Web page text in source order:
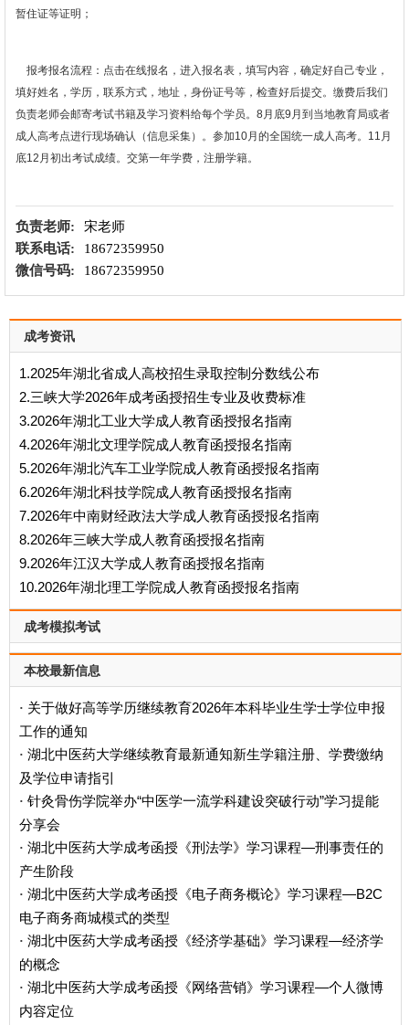
暂住证等证明；
报考报名流程：点击在线报名，进入报名表，填写内容，确定好自己专业，
填好姓名，学历，联系方式，地址，身份证号等，检查好后提交。缴费后我们
负责老师会邮寄考试书籍及学习资料给每个学员。8月底9月到当地教育局或者
成人高考点进行现场确认（信息采集）。参加10月的全国统一成人高考。11月
底12月初出考试成绩。交第一年学费，注册学籍。
负责老师:
宋老师
联系电话:
18672359950
微信号码:
18672359950
成考资讯
1.2025年湖北省成人高校招生录取控制分数线公布
2.三峡大学2026年成考函授招生专业及收费标准
3.2026年湖北工业大学成人教育函授报名指南
4.2026年湖北文理学院成人教育函授报名指南
5.2026年湖北汽车工业学院成人教育函授报名指南
6.2026年湖北科技学院成人教育函授报名指南
7.2026年中南财经政法大学成人教育函授报名指南
8.2026年三峡大学成人教育函授报名指南
9.2026年江汉大学成人教育函授报名指南
10.2026年湖北理工学院成人教育函授报名指南
成考模拟考试
本校最新信息
· 关于做好高等学历继续教育2026年本科毕业生学士学位申报
工作的通知
· 湖北中医药大学继续教育最新通知新生学籍注册、学费缴纳
及学位申请指引
· 针灸骨伤学院举办“中医学一流学科建设突破行动”学习提能
分享会
· 湖北中医药大学成考函授《刑法学》学习课程—刑事责任的
产生阶段
· 湖北中医药大学成考函授《电子商务概论》学习课程—B2C
电子商务商城模式的类型
· 湖北中医药大学成考函授《经济学基础》学习课程—经济学
的概念
· 湖北中医药大学成考函授《网络营销》学习课程—个人微博
内容定位